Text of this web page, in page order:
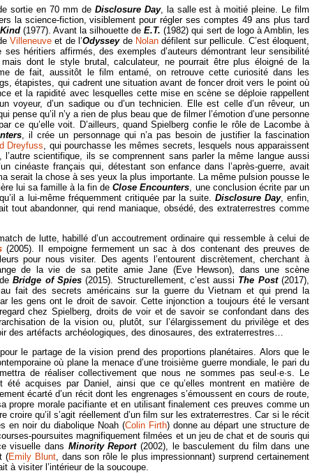
sortie en 70 mm de Disclosure Day, la salle est à moitié pleine. Le film
la science-fiction, visiblement pour régler ses comptes 49 ans plus tard
(1977). Avant la silhouette deE.T.(1982) qui sert de logo à Amblin, les
Villeneuve et de l’Odyssey de Nolan défilent sur pellicule. C’est éloquent,
héritiers affirmés, des exemples d’auteurs démontrant leur sensibilité
dont le style brutal, calculateur, ne pourrait être plus éloigné de la
de fait, aussitôt le film entamé, on retrouve cette curiosité dans les
étapistes, qui cadrent une situation avant de foncer droit vers le point où
et la rapidité avec lesquelles cette mise en scène se déploie rappellent
voyeur, d’un sadique ou d’un technicien. Elle est celle d’un rêveur, un
pense qu’il n’y a rien de plus beau que de filmer l’émotion d’une personne
ce qu’elle voit. D’ailleurs, quand Spielberg confie le rôle de Lacombe à
, il crée un personnage qui n’a pas besoin de justifier la fascination
Dreyfuss, qui pourchasse les mêmes secrets, lesquels nous apparaissent
scientifique, ils se comprennent sans parler la même langue aussi
cinéaste français qui, détestant son enfance dans l’après-guerre, avait
serait la chose à ses yeux la plus importante. La même pulsion pousse le
lui sa famille à la fin deClose Encounters, une conclusion écrite par un
a lui-même fréquemment critiquée par la suite. Disclosure Day, enfin,
tout abandonner, qui rend maniaque, obsédé, des extraterrestres comme
de lutte, habillé d’un accoutrement ordinaire qui ressemble à celui de
(2005). Il empoigne fermement un sac à dos contenant des preuves de
pour nous visiter. Des agents l’entourent discrètement, cherchant à
de la vie de sa petite amie Jane (Eve Hewson), dans une scène
deBridge of Spies(2015). Structurellement, c’est aussi The Post(2017),
fait des secrets américains sur la guerre du Vietnam et qui prend la
les gens ont le droit de savoir. Cette injonction a toujours été le versant
chez Spielberg, droits de voir et de savoir se confondant dans des
de la vision ou, plutôt, sur l’élargissement du privilège et des
des artéfacts archéologiques, des dinosaures, des extraterrestres…
le partage de la vision prend des proportions planétaires. Alors que le
où plane la menace d’une troisième guerre mondiale, le pari du
de réaliser collectivement que nous ne sommes pas seul·e·s. Le
été acquises par Daniel, ainsi que ce qu’elles montrent en matière de
écarté d’un récit dont les engrenages s’émoussent en cours de route,
propre morale pacifiante et en utilisant finalement ces preuves comme un
croire qu’il s’agit réellement d’un film sur les extraterrestres. Car si le récit
en noir du diabolique Noah (Colin Firth) donne au départ une structure de
poursuites magnifiquement filmées et un jeu de chat et de souris qui
visuelle dans Minority Report(2002), le basculement du film dans une
(Emily Blunt, dans son rôle le plus impressionnant) surprend certainement
à visiter l’intérieur de la soucoupe.